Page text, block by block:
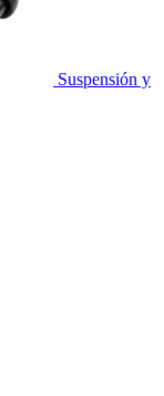
Suspensión y